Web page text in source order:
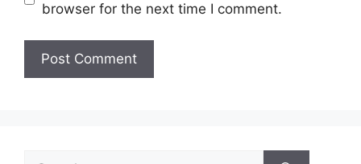
browser for the next time I comment.